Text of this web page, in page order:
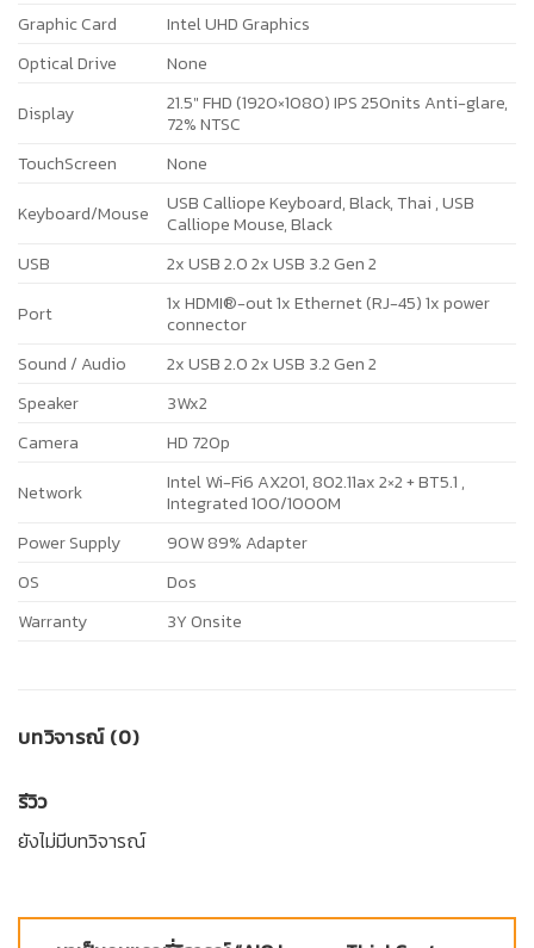
Graphic Card
Intel UHD Graphics
Optical Drive
None
Display
21.5″ FHD (1920×1080) IPS 250nits Anti-glare,
72% NTSC
TouchScreen
None
Keyboard/Mouse
USB Calliope Keyboard, Black, Thai , USB
Calliope Mouse, Black
USB
2x USB 2.0 2x USB 3.2 Gen 2
Port
1x HDMI®-out 1x Ethernet (RJ-45) 1x power
connector
Sound / Audio
2x USB 2.0 2x USB 3.2 Gen 2
Speaker
3Wx2
Camera
HD 720p
Network
Intel Wi-Fi6 AX201, 802.11ax 2×2 + BT5.1 ,
Integrated 100/1000M
Power Supply
90W 89% Adapter
OS
Dos
Warranty
3Y Onsite
บทวิจารณ์ (0)
รีวิว
ยังไม่มีบทวิจารณ์